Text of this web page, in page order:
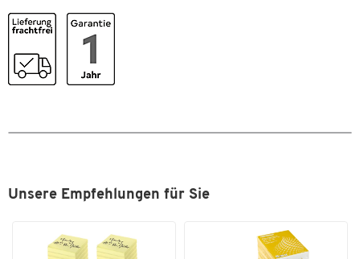
Oberfläche
Öffnung
Stück pro Paket
Unsere Empfehlungen für Sie